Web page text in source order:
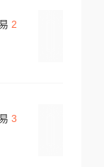
2
3